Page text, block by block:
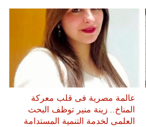
عالمة مصرية فى قلب معركة
المناخ.. زينة منير توظف البحث
العلمى لخدمة التنمية المستدامة